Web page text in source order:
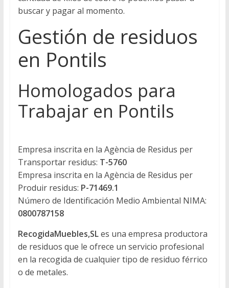
buscar y pagar al momento.
Gestión de residuos
en Pontils
Homologados para
Trabajar en Pontils
Empresa inscrita en la Agència de Residus per
Transportar residus: T-5760
Empresa inscrita en la Agència de Residus per
Produir residus: P-71469.1
Número de Identificación Medio Ambiental NIMA:
0800787158
RecogidaMuebles,SLes una empresa productora
de residuos que le ofrece un servicio profesional
en la recogida de cualquier tipo de residuo férrico
o de metales.